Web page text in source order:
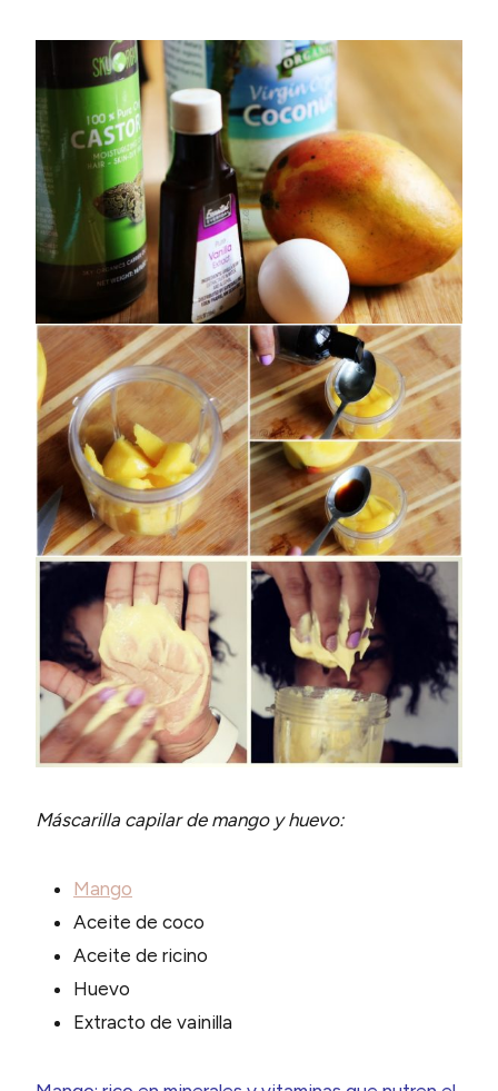
Máscarilla capilar de mango y huevo:
Mango
Aceite de coco
Aceite de ricino
Huevo
Extracto de vainilla